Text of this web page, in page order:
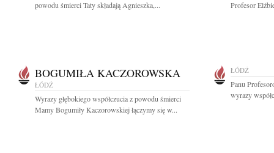
powodu śmierci Taty składają Agnieszka,...
Profesor
BOGUMIŁA KACZOROWSKA
ŁÓDŹ
Wyrazy głębokiego współczucia z powodu śmierci
Mamy Bogumiły Kaczorowskiej łączymy się w...
ŁÓDŹ
Panu
wyrazy